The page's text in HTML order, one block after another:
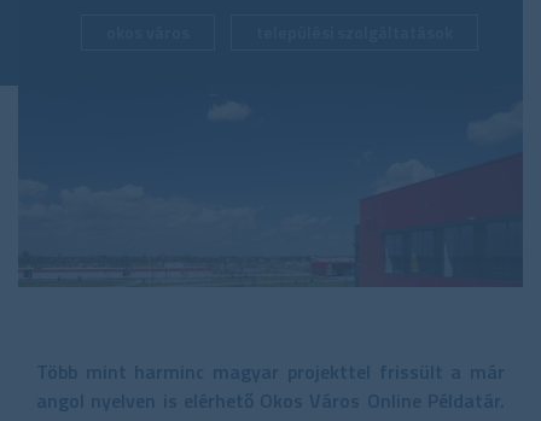
Több mint harminc magyar projekttel frissült a már
angol nyelven is elérhető Okos Város Online Példatár.